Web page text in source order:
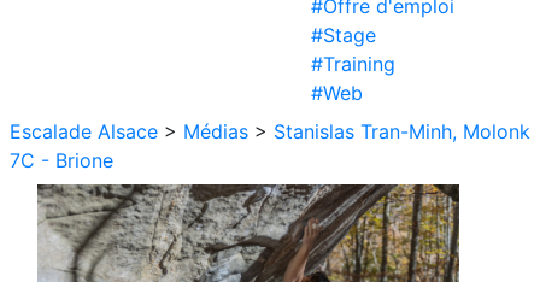
#Offre d'emploi
#Stage
#Training
#Web
Escalade Alsace > Médias > Stanislas Tran-Minh, Molonk
7C - Brione